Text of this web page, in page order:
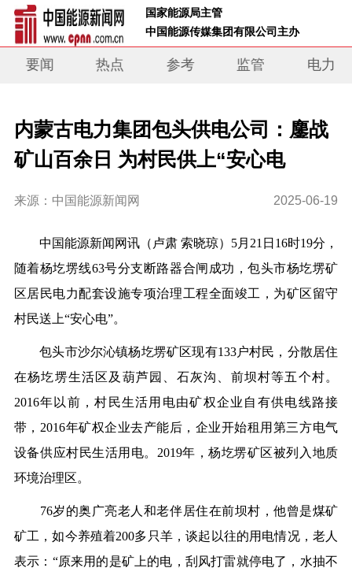
国家能源局主管
中国能源传媒集团有限公司主办
要闻 热点 参考 监管 电力
内蒙古电力集团包头供电公司：鏖战
矿山百余日 为村民供上“安心电
来源：中国能源新闻网 2025-06-19
中国能源新闻网讯（ 卢肃 索晓琼） 5月21日16时19分，
随着杨圪塄线63号分支断路器合闸成功，包头市杨圪塄矿
区居民电力配套设施专项治理工程全面竣工，为矿区留守
村民送上“安心电”。
包头市沙尔沁镇杨圪塄矿区现有133户村民，分散居住
在杨圪塄生活区及葫芦园、石灰沟、前坝村等五个村。
2016年以前，村民生活用电由矿权企业自有供电线路接
带，2016年矿权企业去产能后，企业开始租用第三方电气
设备供应村民生活用电。2019年，杨圪塄矿区被列入地质
环境治理区。
76岁的奥广亮老人和老伴居住在前坝村，他曾是煤矿
矿工，如今养殖着200多只羊，谈起以往的用电情况，老人
表示：“原来用的是矿上的电，刮风打雷就停电了，水抽不